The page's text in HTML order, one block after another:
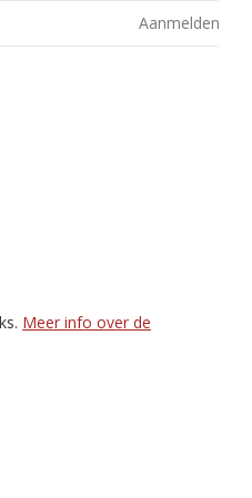
Aanmelden
Meer info over de